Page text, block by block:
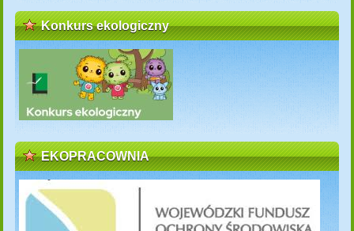
Konkurs ekologiczny
EKOPRACOWNIA